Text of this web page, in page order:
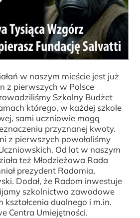
w naszym mieście jest już
z pierwszych w Polsce
Szkolny Budżet
którego, w każdej szkole
sami uczniowie mogą
przyznanej kwoty.
z pierwszych powołaliśmy
Od lat w naszym
też Młodzieżowa Rada
prezydent Radomia,
Dodał, że Radom inwestuje
szkolnictwo zawodowe
kształcenia dualnego i m.in.
Centra Umiejętności.